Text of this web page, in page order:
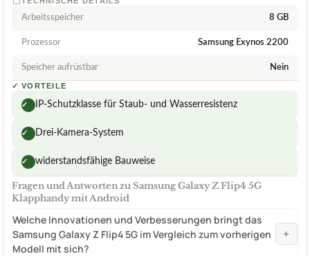
Arbeitsspeicher 8 GB
Prozessor Samsung Exynos 2200
Speicher aufrüstbar Nein
✓ VORTEILE
✓ IP-Schutzklasse für Staub- und Wasserresistenz
✓ Drei-Kamera-System
✓ widerstandsfähige Bauweise
Fragen und Antworten zu Samsung Galaxy Z Flip4 5G
Klapphandy mit Android
Welche Innovationen und Verbesserungen bringt das
Samsung Galaxy Z Flip4 5G im Vergleich zum vorherigen
Modell mit sich?
+